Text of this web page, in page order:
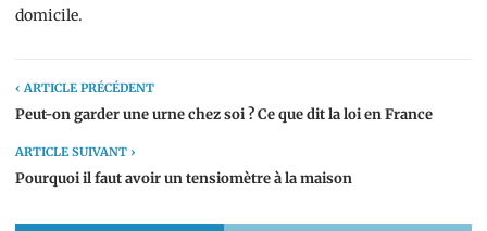
domicile.
‹ ARTICLE PRÉCÉDENT
Peut-on garder une urne chez soi ? Ce que dit la loi en France
ARTICLE SUIVANT ›
Pourquoi il faut avoir un tensiomètre à la maison